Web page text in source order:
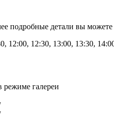
подробные детали вы
12:00, 12:30, 13:00, 13:30,
режиме галереи